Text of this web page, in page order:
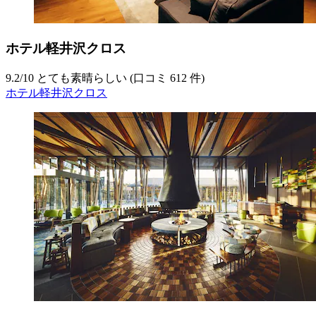
ホテル軽井沢クロス
9.2/10 とても素晴らしい (口コミ 612 件)
ホテル軽井沢クロス